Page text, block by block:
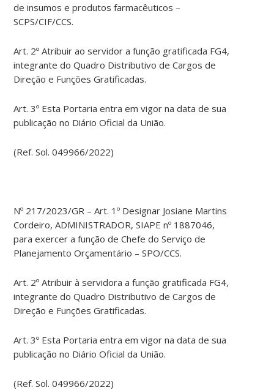
de insumos e produtos farmacêuticos –
SCPS/CIF/CCS.
Art. 2º Atribuir ao servidor a função gratificada FG4,
integrante do Quadro Distributivo de Cargos de
Direção e Funções Gratificadas.
Art. 3º Esta Portaria entra em vigor na data de sua
publicação no Diário Oficial da União.
(Ref. Sol. 049966/2022)
Nº 217/2023/GR – Art. 1º Designar Josiane Martins
Cordeiro, ADMINISTRADOR, SIAPE nº 1887046,
para exercer a função de Chefe do Serviço de
Planejamento Orçamentário – SPO/CCS.
Art. 2º Atribuir à servidora a função gratificada FG4,
integrante do Quadro Distributivo de Cargos de
Direção e Funções Gratificadas.
Art. 3º Esta Portaria entra em vigor na data de sua
publicação no Diário Oficial da União.
(Ref. Sol. 049966/2022)